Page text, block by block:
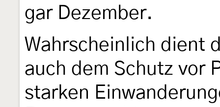
gar Dezember.
Wahrscheinlich dient
auch dem Schutz vor
starken